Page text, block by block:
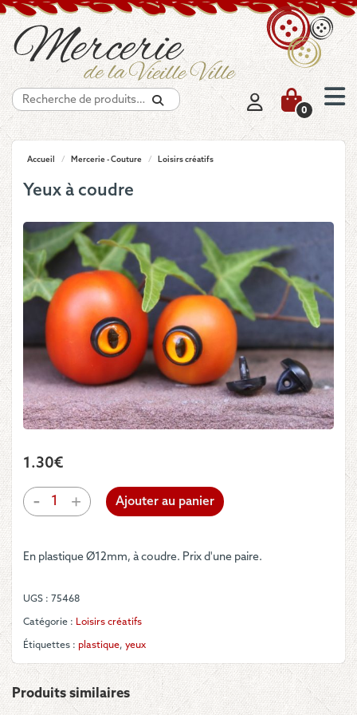
Recherche
0
Accueil / Mercerie - Couture / Loisirs créatifs
Yeux à coudre
1.30€
-
quantité
de
coudre
+ Ajouter au panier
En plastique Ø12mm, à coudre. Prix d'une paire.
UGS : 75468
Catégorie : Loisirs créatifs
Étiquettes : plastique, yeux
Produits similaires